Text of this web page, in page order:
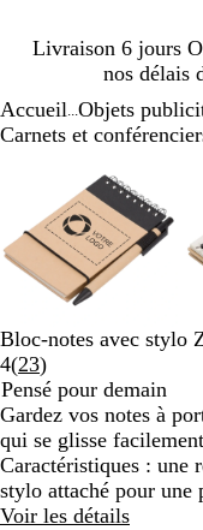
Livraison 6 jours
nos délais
Diapositive
1
Accueil Objets
Carnets et
zoomable
au
minimum
pour
développer
les
touches
plus
et
moins
zoomer
les
touches
fléchées
pour
faire
défiler
Bloc-notes avec stylo
4(23Lire
les
23
avis
)
Pensé pour demain
Gardez vos notes à
qui se glisse
Caractéristiques : une
stylo attaché pour une
Voir les détails